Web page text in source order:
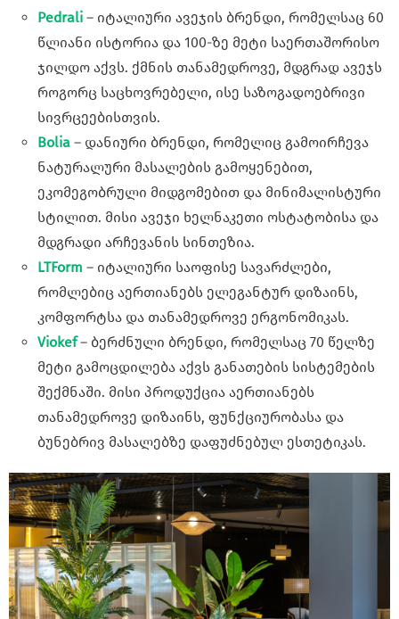
Pedrali – იტალიური ავეჯის ბრენდი, რომელსაც 60
წლიანი ისტორია და 100-ზე მეტი საერთაშორისო
ჯილდო აქვს. ქმნის თანამედროვე, მდგრად ავეჯს
როგორც საცხოვრებელი, ისე საზოგადოებრივი
სივრცეებისთვის.
Bolia – დანიური ბრენდი, რომელიც გამოირჩევა
ნატურალური მასალების გამოყენებით,
ეკომეგობრული მიდგომებით და მინიმალისტური
სტილით. მისი ავეჯი ხელნაკეთი ოსტატობისა და
მდგრადი არჩევანის სინთეზია.
LTForm – იტალიური საოფისე სავარძლები,
რომლებიც აერთიანებს ელეგანტურ დიზაინს,
კომფორტსა და თანამედროვე ერგონომიკას.
Viokef– ბერძნული ბრენდი, რომელსაც 70 წელზე
მეტი გამოცდილება აქვს განათების სისტემების
შექმნაში. მისი პროდუქცია აერთიანებს
თანამედროვე დიზაინს, ფუნქციურობასა და
ბუნებრივ მასალებზე დაფუძნებულ ესთეტიკას.